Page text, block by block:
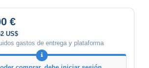
€
US$
gastos de entrega y plataforma